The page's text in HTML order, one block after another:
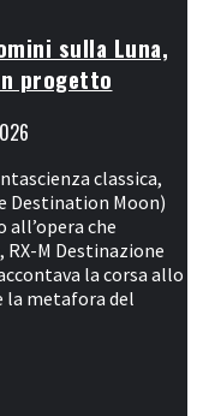
sulla Luna,
progetto
classica,
Destination Moon)
che
M Destinazione
la corsa allo
la metafora del